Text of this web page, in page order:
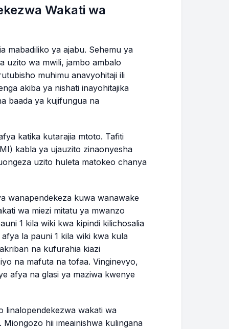
10.0 - 15.7 lbs
10.9 - 16.8 lbs
11.8 - 18.0 lbs
13.6 - 20.2 lbs
15.3 - 22.5 lbs
16.2 - 23.6 lbs
17.1 - 24.7 lbs
18.9 - 27.0 lbs
Wakati wa
mabadiliko ya ajabu. Sehemu ya
uzito wa mwili, jambo ambalo
muhimu anavyohitaji ili
akiba ya nishati inayohitajika
baada ya kujifungua na
katika kutarajia mtoto. Tafiti
kabla ya ujauzito zinaonyesha
uzito huleta matokeo chanya
wanapendekeza kuwa wanawake
wa miezi mitatu ya mwanzo
1 kila wiki kwa kipindi kilichosalia
la pauni 1 kila wiki kwa kula
na kufurahia kiazi
na mafuta na tofaa. Vinginevyo,
afya na glasi ya maziwa kwenye
linalopendekezwa wakati wa
hii imeainishwa kulingana